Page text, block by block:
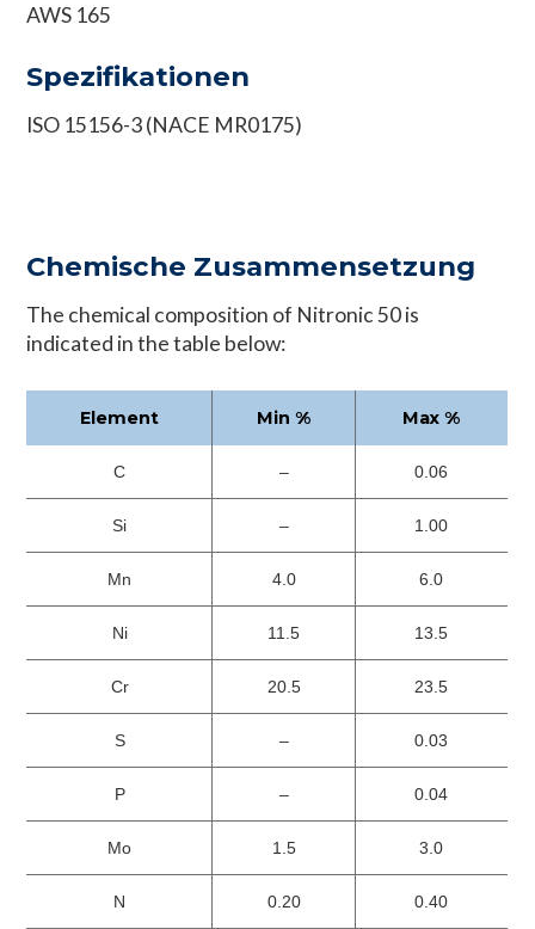
AWS 165
Spezifikationen
ISO 15156-3 (NACE MR0175)
Chemische Zusammensetzung
The chemical composition of Nitronic 50 is
indicated in the table below:
Element Min % Max %
C – 0.06
Si – 1.00
Mn 4.0 6.0
Ni 11.5 13.5
Cr 20.5 23.5
S – 0.03
P – 0.04
Mo 1.5 3.0
N 0.20 0.40